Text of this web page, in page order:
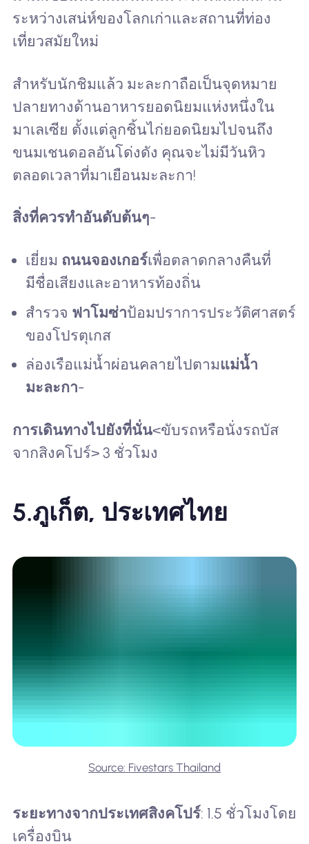
ระหว่างเสน่ห์ของโลกเก่าและสถานที่ท่อง
เที่ยวสมัยใหม่
สำหรับนักชิมแล้ว มะละกาถือเป็นจุดหมาย
ปลายทางด้านอาหารยอดนิยมแห่งหนึ่งใน
มาเลเซีย ตั้งแต่ลูกชิ้นไก่ยอดนิยมไปจนถึง
ขนมเชนดอลอันโด่งดัง คุณจะไม่มีวันหิว
ตลอดเวลาที่มาเยือนมะละกา!
สิ่งที่ควรทำอันดับต้นๆ-
เยี่ยม ถนนจองเกอร์เพื่อตลาดกลางคืนที่
มีชื่อเสียงและอาหารท้องถิ่น
สำรวจ ฟาโมซ่าป้อมปราการประวัติศาสตร์
ของโปรตุเกส
ล่องเรือแม่น้ำผ่อนคลายไปตามแม่น้ำ
มะละกา-
การเดินทางไปยังที่นั่น<ขับรถหรือนั่งรถบัส
จากสิงคโปร์> 3 ชั่วโมง
5.ภูเก็ต, ประเทศไทย
Source: Fivestars Thailand
ระยะทางจากประเทศสิงคโปร์: 1.5 ชั่วโมงโดย
เครื่องบิน